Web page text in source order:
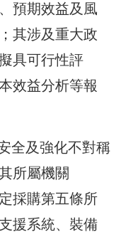
預期效益及風
其涉及重大政
具可行性評
效益分析等報
全及強化不對稱
所屬機關
採購第五條所
援系統、裝備